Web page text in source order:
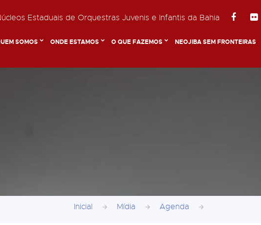
Estaduais de Orquestras Juvenis e Infantis da Bahia
SOMOS ONDE ESTAMOS O QUE FAZEMOS NEOJIBA SEM FRONTEIRAS
Inicial Mídia Agenda